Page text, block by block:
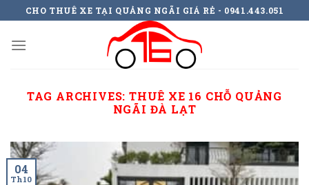
to
content
CHO THUÊ XE TẠI QUẢNG NGÃI GIÁ RẺ - 0941.443.051
TAG ARCHIVES:THUÊ XE 16 CHỖ QUẢNG
NGÃI ĐÀ LẠT
04
Th10